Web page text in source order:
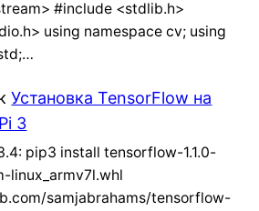
#include <stdlib.h>
using namespace cv; using
Установка TensorFlow на
3
pip3 install tensorflow-1.1.0-
linux_armv7l.whl
samjabrahams/tensorflow-